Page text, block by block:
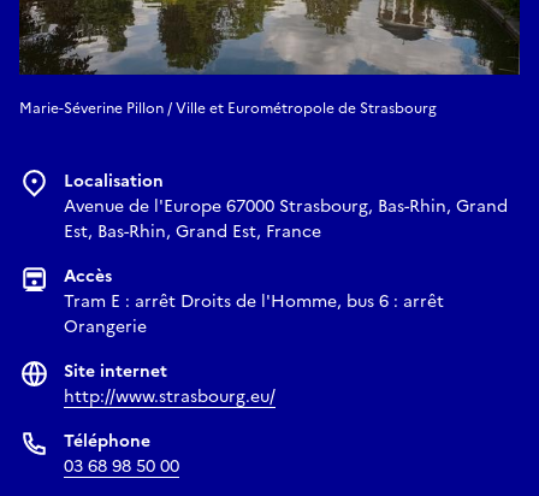
Marie-Séverine Pillon / Ville et Eurométropole de Strasbourg
Localisation
Avenue de l'Europe 67000 Strasbourg, Bas-Rhin, Grand
Est, Bas-Rhin, Grand Est, France
Accès
Tram E : arrêt Droits de l'Homme, bus 6 : arrêt
Orangerie
Site internet
http://www.strasbourg.eu/
Téléphone
03 68 98 50 00